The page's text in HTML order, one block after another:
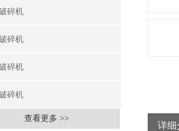
碎机
碎机
碎机
碎机
查看更多 >>
详细